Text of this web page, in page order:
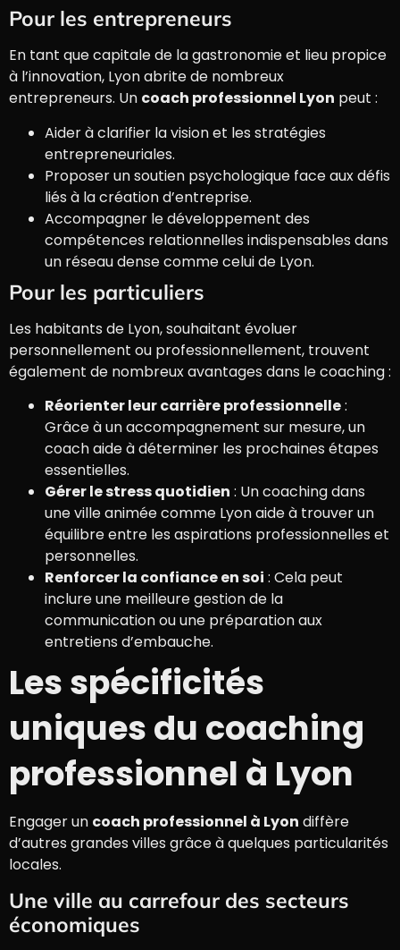
Pour les entrepreneurs
En tant que capitale de la gastronomie et lieu propice
à l’innovation, Lyon abrite de nombreux
entrepreneurs. Un coach professionnel Lyon peut :
Aider à clarifier la vision et les stratégies
entrepreneuriales.
Proposer un soutien psychologique face aux défis
liés à la création d’entreprise.
Accompagner le développement des
compétences relationnelles indispensables dans
un réseau dense comme celui de Lyon.
Pour les particuliers
Les habitants de Lyon, souhaitant évoluer
personnellement ou professionnellement, trouvent
également de nombreux avantages dans le coaching :
Réorienter leur carrière professionnelle:
Grâce à un accompagnement sur mesure, un
coach aide à déterminer les prochaines étapes
essentielles.
Gérer le stress quotidien : Un coaching dans
une ville animée comme Lyon aide à trouver un
équilibre entre les aspirations professionnelles et
personnelles.
Renforcer la confiance en soi : Cela peut
inclure une meilleure gestion de la
communication ou une préparation aux
entretiens d’embauche.
Les spécificités
uniques du coaching
professionnel à Lyon
Engager un coach professionnel à Lyon diffère
d’autres grandes villes grâce à quelques particularités
locales.
Une ville au carrefour des secteurs
économiques